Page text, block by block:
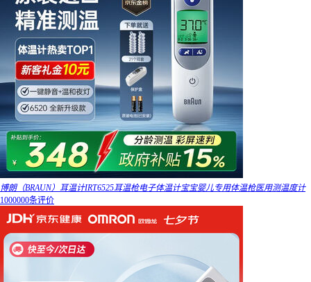
博朗（BRAUN）耳温计IRT6525耳温枪电子体温计宝宝婴儿专用体温枪医用测温度计
1000000条评价